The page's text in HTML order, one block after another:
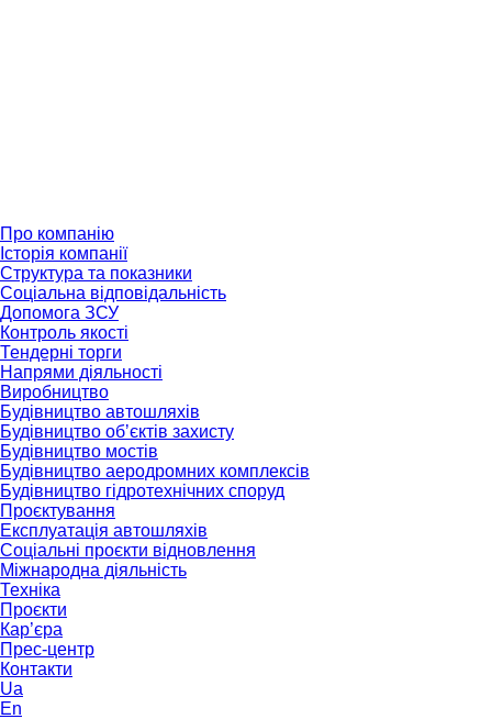
Про компанію
Історія компанії
Структура та показники
Соціальна відповідальність
Допомога ЗСУ
Контроль якості
Тендерні торги
Напрями діяльності
Виробництво
Будівництво автошляхів
Будівництво обʼєктів захисту
Будівництво мостів
Будівництво аеродромних комплексів
Будівництво гідротехнічних споруд
Проєктування
Експлуатація автошляхів
Соціальні проєкти відновлення
Міжнародна діяльність
Техніка
Проєкти
Кар’єра
Прес-центр
Контакти
Ua
En